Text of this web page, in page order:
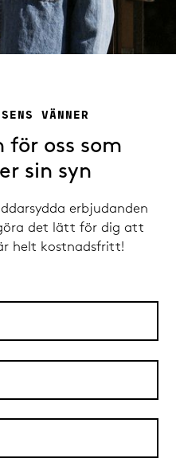
VÄNNER
för oss som
sin syn
erbjudanden
det lätt för dig att
helt kostnadsfritt!